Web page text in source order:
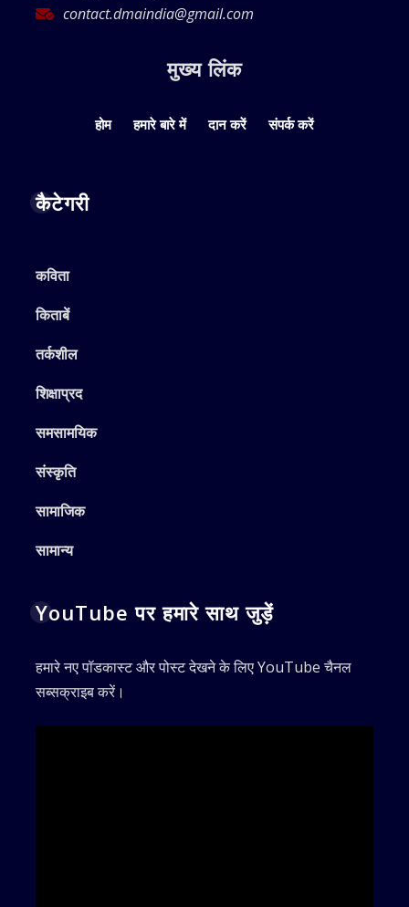
contact.dmaindia@gmail.com
मुख्य लिंक
होम हमारे बारे में दान करें संपर्क करें
कैटेगरी
कविता
किताबें
तर्कशील
शिक्षाप्रद
समसामयिक
संस्कृति
सामाजिक
सामान्य
YouTube पर हमारे साथ जुड़ें
हमारे नए पॉडकास्ट और पोस्ट देखने के लिए YouTube चैनल
सब्सक्राइब करें।